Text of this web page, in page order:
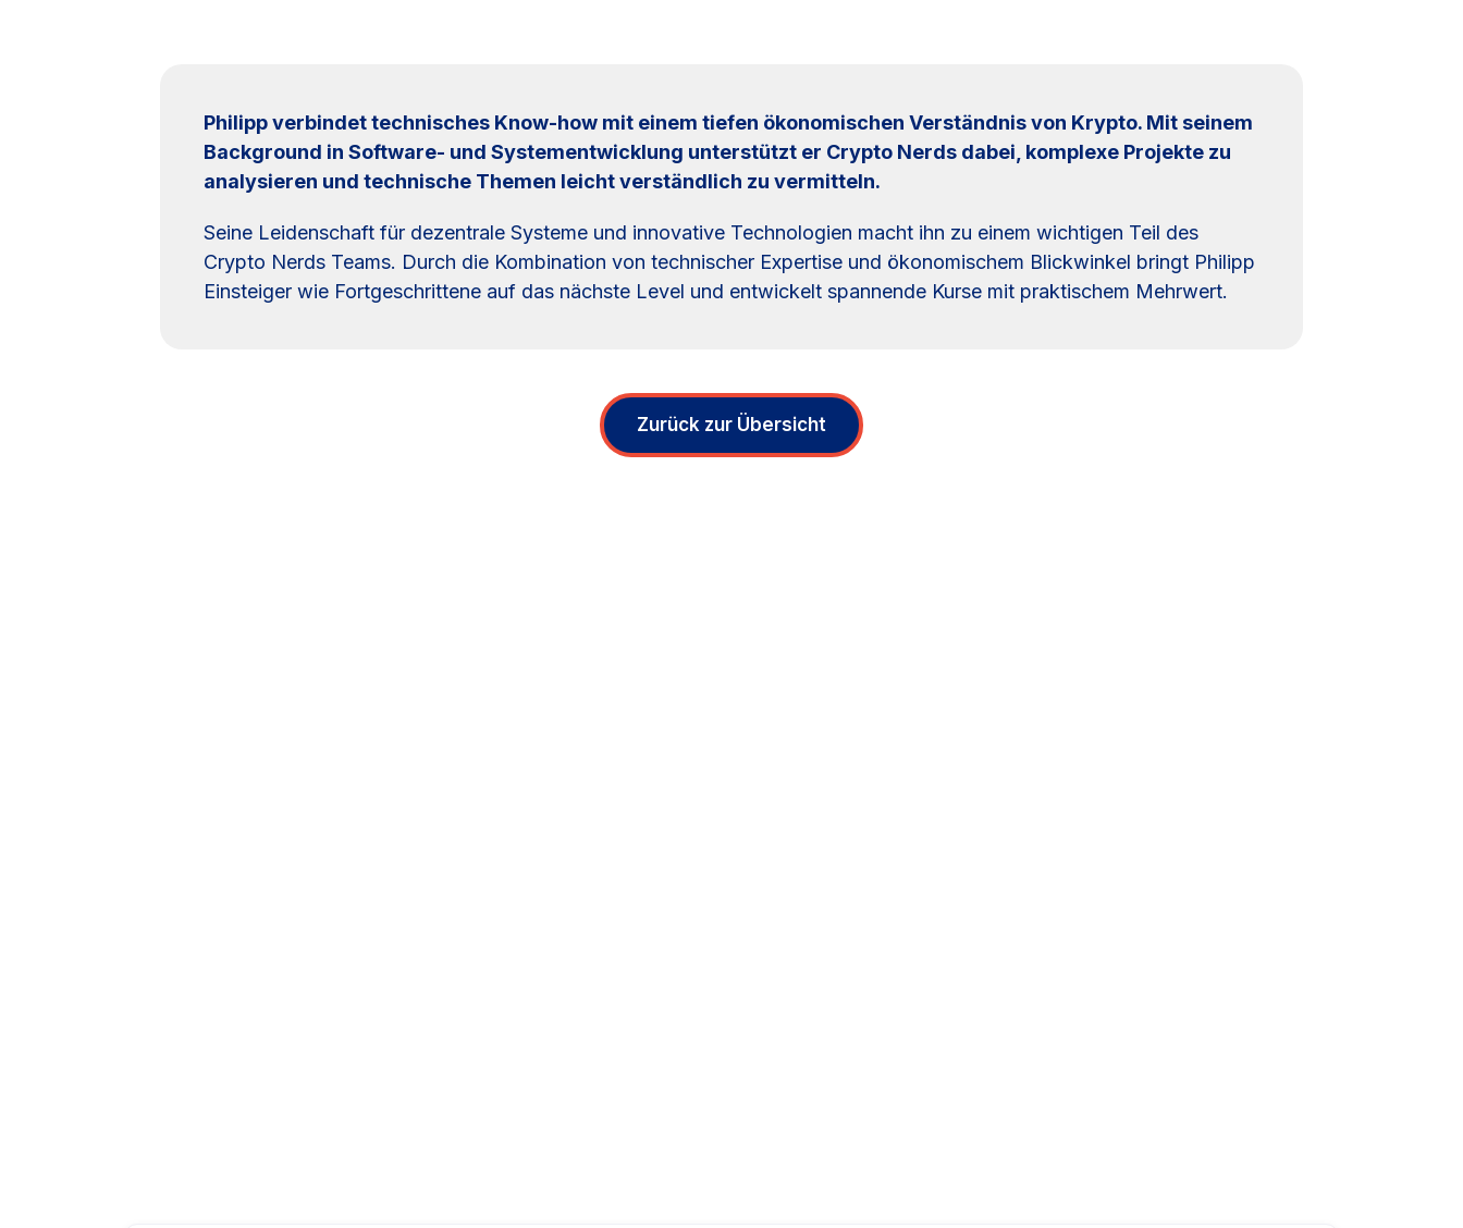
Philipp verbindet technisches Know-how mit einem tiefen ökonomischen Verständnis von Krypto. Mit seinem
Background in Software- und Systementwicklung unterstützt er Crypto Nerds dabei, komplexe Projekte zu
analysieren und technische Themen leicht verständlich zu vermitteln.
Seine Leidenschaft für dezentrale Systeme und innovative Technologien macht ihn zu einem wichtigen Teil des
Crypto Nerds Teams. Durch die Kombination von technischer Expertise und ökonomischem Blickwinkel bringt Philipp
Einsteiger wie Fortgeschrittene auf das nächste Level und entwickelt spannende Kurse mit praktischem Mehrwert.
Zurück zur Übersicht